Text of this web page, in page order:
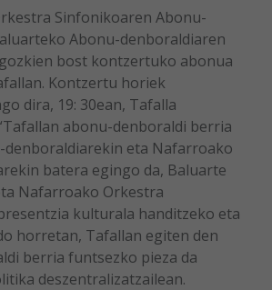
Sinfonikoaren Abonu-
Abonu-denboraldiaren
bost kontzertuko abonua
Kontzertu horiek
dira, 19: 30ean, Tafalla
abonu-denboraldi berria
eta Nafarroako
batera egingo da, Baluarte
Nafarroako Orkestra
kulturala handitzeko eta
horretan, Tafallan egiten den
berria funtsezko pieza da
deszentralizatzailean.